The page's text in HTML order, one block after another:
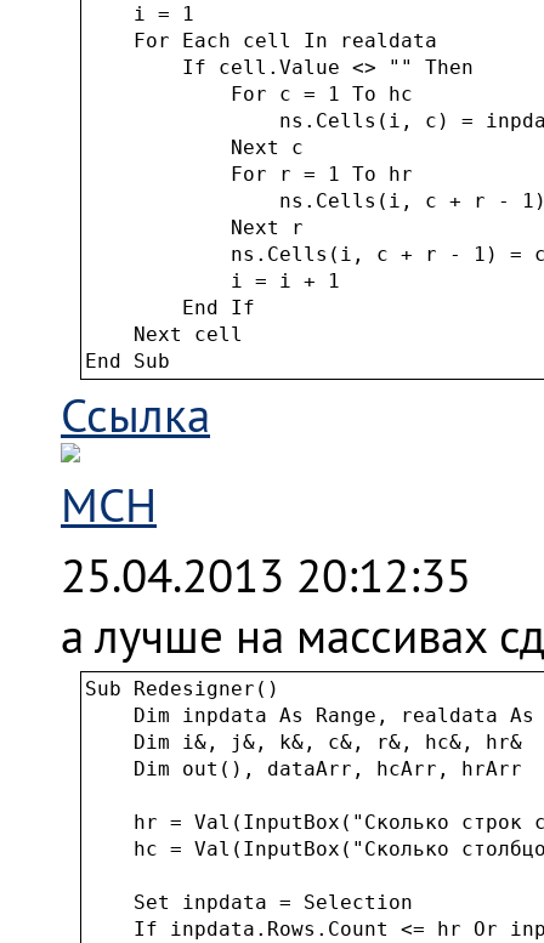
i = 1
For Each cell In realdata
If cell.Value <> "" Then
For c = 1 To hc
ns.Cells(i, c) =
Next c
For r = 1 To hr
ns.Cells(i, c + r - 1) =
Next r
ns.Cells(i, c + r - 1) =
i = i + 1
End If
Next cell
End Sub
Ссылка
MCH
25.04.2013 20:12:35
а лучше на массивах
Sub Redesigner()
Dim inpdata As Range, realdata As
Dim i&, j&, k&, c&, r&, hc&, hr&
Dim out(), dataArr, hcArr, hrArr
hr = Val(InputBox("Сколько строк с
hc = Val(InputBox("Сколько
Set inpdata = Selection
If inpdata.Rows.Count <= hr Or